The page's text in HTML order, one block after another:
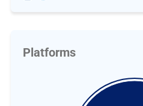
Platforms